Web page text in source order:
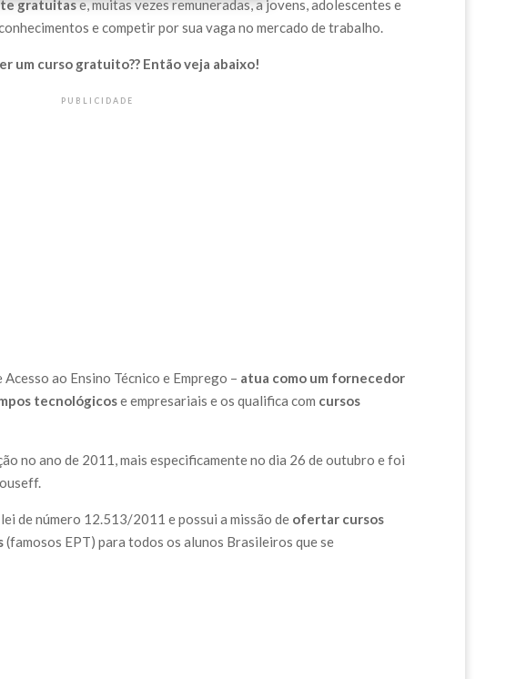
gratuitase, muitas vezes remuneradas, a jovens, adolescentes e
e competir por sua vaga no mercado de trabalho.
um curso gratuito?? Então veja abaixo!
PUBLICIDADE
ao Ensino Técnico e Emprego – atua como um fornecedor
tecnológicose empresariais e os qualifica com cursos
no ano de 2011, mais especificamente no dia 26 de outubro e foi
de número 12.513/2011 e possui a missão de ofertar cursos
(famosos EPT) para todos os alunos Brasileiros que se